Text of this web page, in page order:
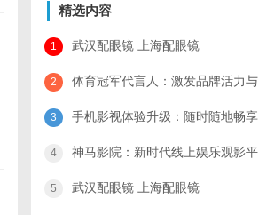
精选内容
1 武汉配眼镜 上海配眼镜
2 体育冠军代言人：激发品牌活力与运动精神的完美结合
3 手机影视体验升级：随时随地畅享高清视听盛宴
4 神马影院：新时代线上娱乐观影平台的全面解析与未来展望
5 武汉配眼镜 上海配眼镜